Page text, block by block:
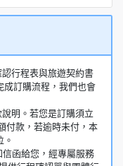
行程表與旅遊契約書
成訂購流程，我們也會
明。若您是訂購須立
付款，若逾時未付，本
函給您，經專屬服務